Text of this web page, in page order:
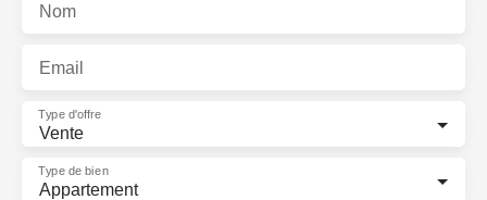
Nom
Email
Vente
Type d'offre
Appartement
Type de bien